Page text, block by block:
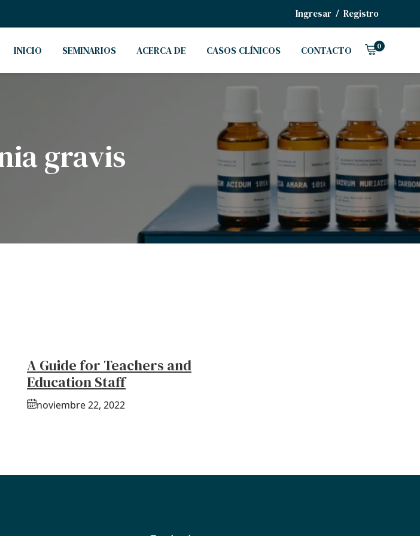
Ingresar / Registro
INICIO SEMINARIOS ACERCA DE CASOS CLÍNICOS CONTACTO 0
gravis
A Guide for Teachers and
Education Staff
noviembre 22, 2022